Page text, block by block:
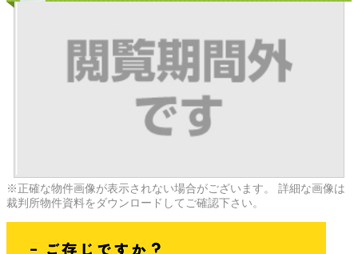
※正確な物件画像が表示されない場合がございます。 詳細な画像は
裁判所物件資料をダウンロードしてご確認下さい。